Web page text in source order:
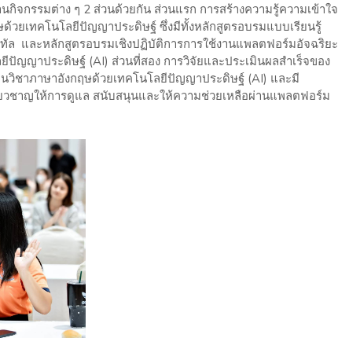
กรรมต่าง ๆ 2 ส่วนด้วยกัน ส่วนแรก การสร้างความรู้ความเข้าใจ
วยเทคโนโลยีปัญญาประดิษฐ์ ซึ่งมีทั้งหลักสูตรอบรมแบบเรียนรู้
และหลักสูตรอบรมเชิงปฏิบัติการการใช้งานแพลตฟอร์มอัจฉริยะ
ปัญญาประดิษฐ์ (AI) ส่วนที่สอง การวิจัยและประเมินผลสำเร็จของ
วิชาภาษาอังกฤษด้วยเทคโนโลยีปัญญาประดิษฐ์ (AI) และมี
ชาญให้การดูแล สนับสนุนและให้ความช่วยเหลือผ่านแพลตฟอร์ม